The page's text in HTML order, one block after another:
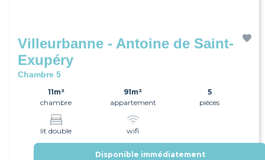
Villeurbanne - Antoine de Saint-
Exupéry
Chambre 5
11m²
chambre
91m²
appartement
5
pièces
lit double wifi
Disponible immédiatement